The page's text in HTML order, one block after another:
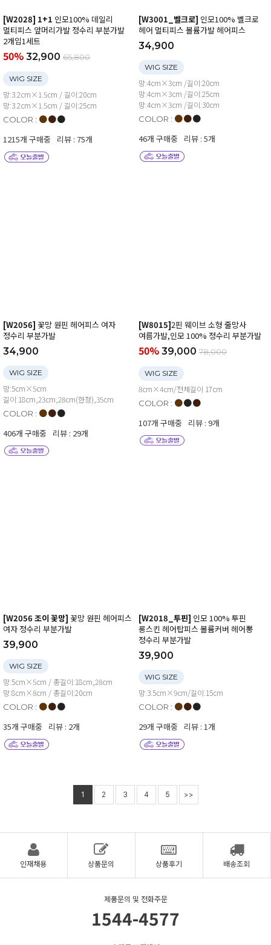
[W2028] 1+1 인모100% 데일리
멀티피스 앞머리가발 정수리 부분가발
2개입1세트
50% 32,900 65,800
WIG SIZE
망:3.2cm×1.5cm / 길이:20cm
망:3.2cm×1.5cm / 길이:25cm
COLOR : ● ● ●
1215개 구매중 리뷰 : 75개
[W3001_벨크로] 인모100% 벨크로
헤어 멀티피스 볼륨가발 헤어피스
34,900
WIG SIZE
망:4cm×3cm /길이:20cm
망:4cm×3cm /길이:25cm
망:4cm×3cm /길이:30cm
COLOR : ● ● ●
46개 구매중 리뷰 : 5개
[W2056] 꽃망 원핀 헤어피스 여자
정수리 부분가발
34,900
WIG SIZE
망:5cm×5cm
길이:18cm,23cm,28cm(한정),35cm
COLOR : ● ● ●
406개 구매중 리뷰 : 29개
[W8015]2핀 웨이브 소형 줄망사
여름가발,인모 100% 정수리 부분가발
50% 39,000 78,000
WIG SIZE
8cm×4cm/전체길이 17cm
COLOR : ● ● ●
107개 구매중 리뷰 : 9개
[W2056 조이 꽃망] 꽃망 원핀 헤어피스
여자 정수리 부분가발
39,900
WIG SIZE
망:5cm×5cm / 총길이:18cm,28cm
망:8cm×8cm / 총길이:20cm
COLOR : ● ● ●
35개 구매중 리뷰 : 2개
[W2018_투핀] 인모 100% 투핀
롱스킨 헤어탑피스 볼륨커버 헤어뽕
정수리 부분가발
39,900
WIG SIZE
망:3.5cm×9cm/길이:15cm
COLOR : ● ● ●
29개 구매중 리뷰 : 1개
1 2 3 4 5 >>
인재채용 상품문의 상품후기 배송조회
제품문의 및 전화주문
1544-4577